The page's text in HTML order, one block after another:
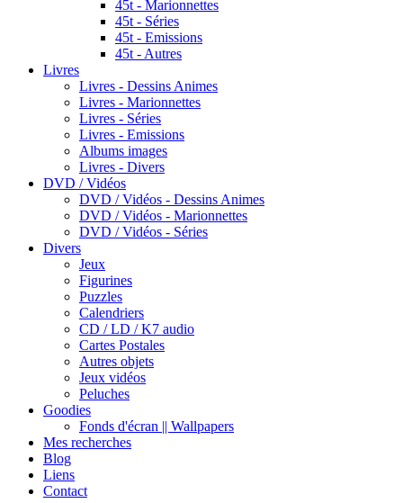
45t - Marionnettes
45t - Séries
45t - Emissions
45t - Autres
Livres
Livres - Dessins Animes
Livres - Marionnettes
Livres - Séries
Livres - Emissions
Albums images
Livres - Divers
DVD / Vidéos
DVD / Vidéos - Dessins Animes
DVD / Vidéos - Marionnettes
DVD / Vidéos - Séries
Divers
Jeux
Figurines
Puzzles
Calendriers
CD / LD / K7 audio
Cartes Postales
Autres objets
Jeux vidéos
Peluches
Goodies
Fonds d'écran || Wallpapers
Mes recherches
Blog
Liens
Contact